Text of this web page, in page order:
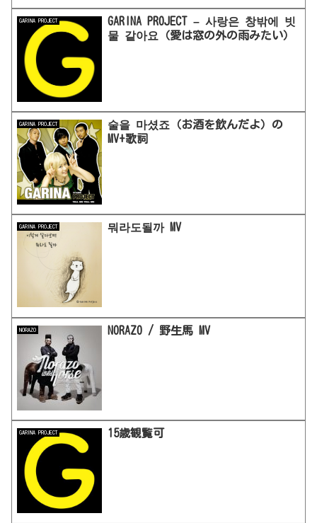
GARINA PROJECT
GARINA PROJECT – 사랑은 창밖에 빗
물 같아요（愛は窓の外の雨みたい）
GARINA PROJECT
술을 마셨죠（お酒を飲んだよ）の
MV+歌詞
GARINA PROJECT 뭐라도될까 MV
NORAZO NORAZO / 野生馬 MV
GARINA PROJECT 15歳観覧可